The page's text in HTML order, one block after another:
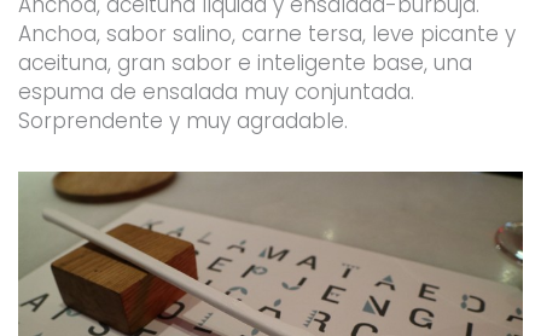
Anchoa, sabor salino, carne tersa, leve picante y
aceituna, gran sabor e inteligente base, una
espuma de ensalada muy conjuntada.
Sorprendente y muy agradable.